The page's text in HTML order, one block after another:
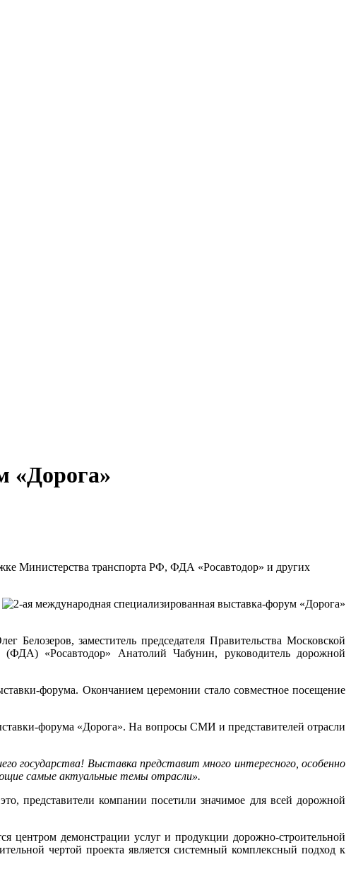
«Дорога»
Министерства транспорта РФ, ФДА «Росавтодор» и других
Белозеров, заместитель председателя Правительства Московской
(ФДА) «Росавтодор» Анатолий Чабунин, руководитель дорожной
форума. Окончанием церемонии стало совместное посещение
форума «Дорога». На вопросы СМИ и представителей отрасли
государства! Выставка представит много интересного, особенно
самые актуальные темы отрасли».
представители компании посетили значимое для всей дорожной
центром демонстрации услуг и продукции дорожно-строительной
чертой проекта является системный комплексный подход к